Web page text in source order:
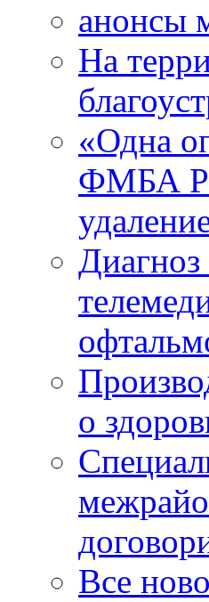
анонсы
На
«Одна
ФМБА
о
Все